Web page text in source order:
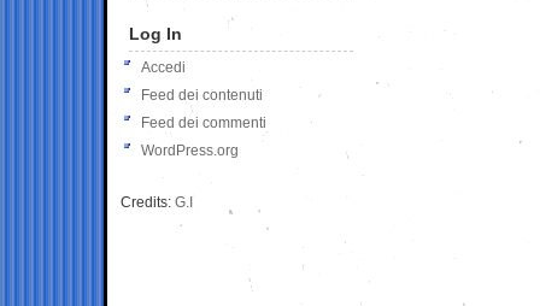
Log In
Accedi
Feed dei contenuti
Feed dei commenti
WordPress.org
Credits: G.I